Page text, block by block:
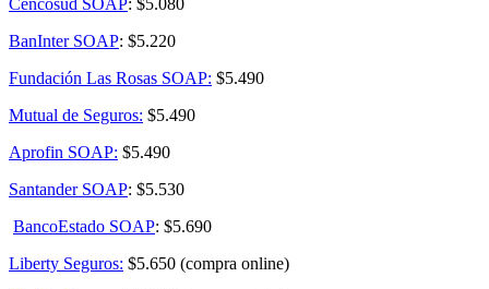
Cencosud SOAP: $5.080
BanInter SOAP: $5.220
Fundación Las Rosas SOAP: $5.490
Mutual de Seguros: $5.490
Aprofin SOAP: $5.490
Santander SOAP: $5.530
BancoEstado SOAP: $5.690
Liberty Seguros: $5.650 (compra online)